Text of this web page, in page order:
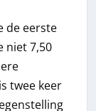
de eerste
niet 7,50
twee keer